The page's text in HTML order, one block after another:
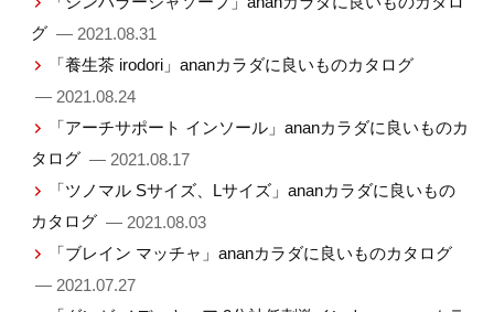
グ — 2021.08.31
「養生茶 irodori」ananカラダに良いものカタログ
— 2021.08.24
「アーチサポート インソール」ananカラダに良いものカ
タログ — 2021.08.17
「ツノマル Sサイズ、Lサイズ」ananカラダに良いもの
カタログ — 2021.08.03
「ブレイン マッチャ」ananカラダに良いものカタログ
— 2021.07.27